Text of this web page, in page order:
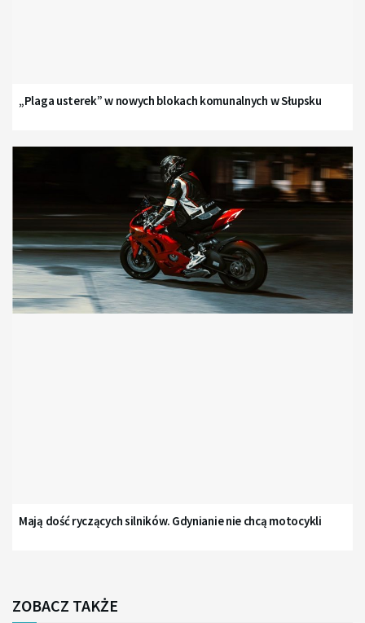
„Plaga usterek” w nowych blokach komunalnych w Słupsku
Mają dość ryczących silników. Gdynianie nie chcą motocykli
ZOBACZ TAKŻE